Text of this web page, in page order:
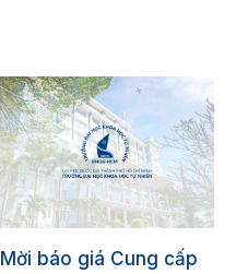
Mời báo giá Cung cấp